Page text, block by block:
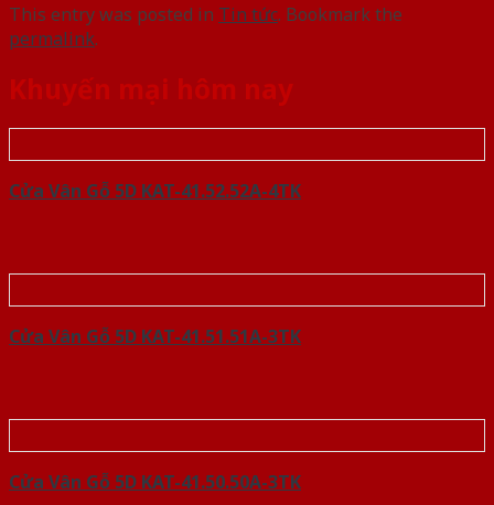
This entry was posted in Tin tức. Bookmark the
permalink.
Khuyến mại hôm nay
Cửa Vân Gỗ 5D KAT-41.52.52A-4TK
Cửa Vân Gỗ 5D KAT-41.51.51A-3TK
Cửa Vân Gỗ 5D KAT-41.50.50A-3TK